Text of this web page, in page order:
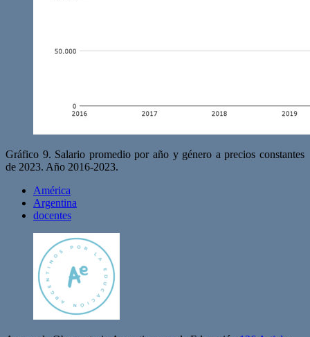
Gráfico 9. Salario promedio por año y género a precios constantes
de 2023. Año 2016-2023.
América
Argentina
docentes